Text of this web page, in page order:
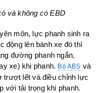
và không có EBD
môn, lực phanh sinh ra
động lên bánh xe đó thì
đường phanh ngắn,
xe) khi phanh. Bộ ABS và
trượt lết và điều chỉnh lực
với tải trọng khi phanh.